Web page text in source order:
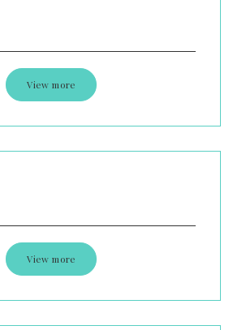
View more
View more